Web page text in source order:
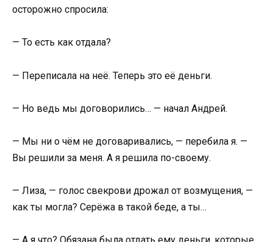
осторожно спросила:
— То есть как отдала?
— Переписала на неё. Теперь это её деньги.
— Но ведь мы договорились… — начал Андрей.
— Мы ни о чём не договаривались, — перебила я. —
Вы решили за меня. А я решила по-своему.
— Лиза, — голос свекрови дрожал от возмущения, —
как ты могла? Серёжа в такой беде, а ты…